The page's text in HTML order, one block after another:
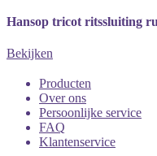
Hansop tricot ritssluiting
Bekijken
Producten
Over ons
Persoonlijke service
FAQ
Klantenservice